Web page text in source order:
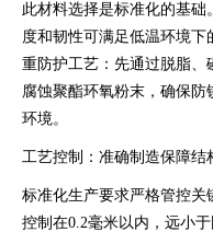
此材料选择是标准化的基础
度和韧性可满足低温环境
重防护工艺：先通过脱脂
腐蚀聚酯环氧粉末，确保
环境。
工艺控制：准确制造保障结
标准化生产要求严格管控
控制在0.2毫米以内，远小